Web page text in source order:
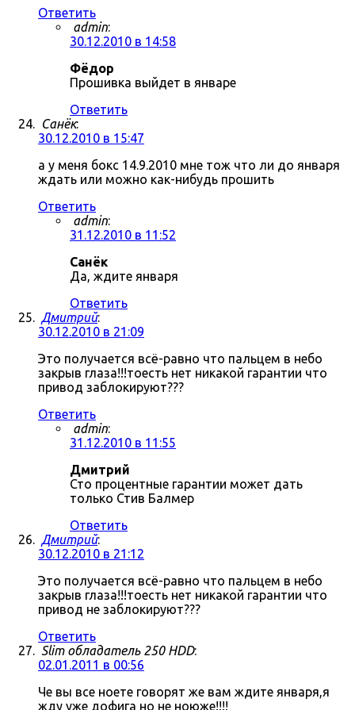
Ответить
admin:
30.12.2010 в 14:58
Фёдор
Прошивка выйдет в январе
Ответить
Санёк:
30.12.2010 в 15:47
а у меня бокс 14.9.2010 мне тож что ли до января
ждать или можно как-нибудь прошить
Ответить
admin:
31.12.2010 в 11:52
Санёк
Да, ждите января
Ответить
Дмитрий:
30.12.2010 в 21:09
Это получается всё-равно что пальцем в небо
закрыв глаза!!!тоесть нет никакой гарантии что
привод заблокируют???
Ответить
admin:
31.12.2010 в 11:55
Дмитрий
Сто процентные гарантии может дать
только Стив Балмер
Ответить
Дмитрий:
30.12.2010 в 21:12
Это получается всё-равно что пальцем в небо
закрыв глаза!!!тоесть нет никакой гарантии что
привод не заблокируют???
Ответить
Slim обладатель 250 HDD:
02.01.2011 в 00:56
Че вы все ноете говорят же вам ждите января,я
жду уже дофига но не ноюже!!!!